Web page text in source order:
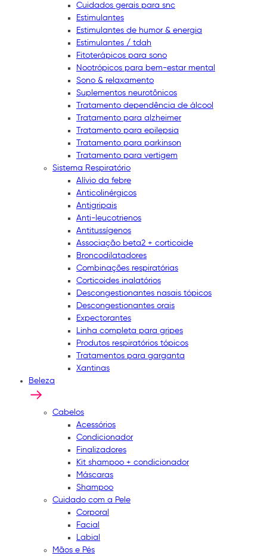
Cuidados gerais para snc
Estimulantes
Estimulantes de humor & energia
Estimulantes / tdah
Fitoterápicos para sono
Nootrópicos para bem-estar mental
Sono & relaxamento
Suplementos neurotônicos
Tratamento dependência de álcool
Tratamento para alzheimer
Tratamento para epilepsia
Tratamento para parkinson
Tratamento para vertigem
Sistema Respiratório
Alívio da febre
Anticolinérgicos
Antigripais
Anti-leucotrienos
Antitussígenos
Associação beta2 + corticoide
Broncodilatadores
Combinações respiratórias
Corticoides inalatórios
Descongestionantes nasais tópicos
Descongestionantes orais
Expectorantes
Linha completa para gripes
Produtos respiratórios tópicos
Tratamentos para garganta
Xantinas
Beleza
Cabelos
Acessórios
Condicionador
Finalizadores
Kit shampoo + condicionador
Máscaras
Shampoo
Cuidado com a Pele
Corporal
Facial
Labial
Mãos e Pés